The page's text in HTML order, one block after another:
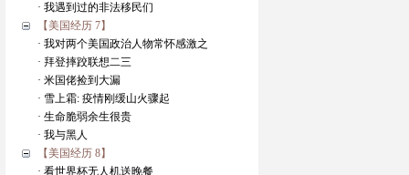
· 我遇到过的非法移民们
【美国经历 7】
· 我对两个美国政治人物常怀感激之
· 拜登摔跤联想二三
· 米国佬捡到大漏
· 雪上霜: 疫情刚缓山火骤起
· 生命脆弱余生很贵
· 我与黑人
【美国经历 8】
· 看世界杯无人机送晚餐